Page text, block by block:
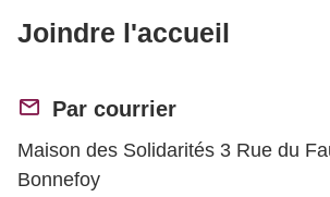
Joindre l'accueil
Par courrier
Maison des Solidarités 3 Rue du
Bonnefoy